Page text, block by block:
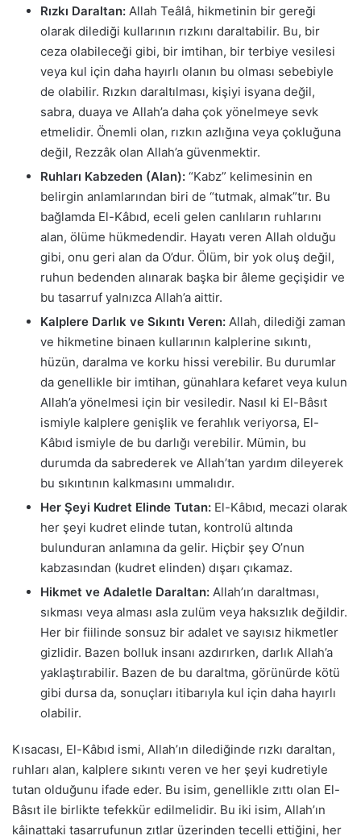
Rızkı Daraltan: Allah Teâlâ, hikmetinin bir gereği
olarak dilediği kullarının rızkını daraltabilir. Bu, bir
ceza olabileceği gibi, bir imtihan, bir terbiye vesilesi
veya kul için daha hayırlı olanın bu olması sebebiyle
de olabilir. Rızkın daraltılması, kişiyi isyana değil,
sabra, duaya ve Allah’a daha çok yönelmeye sevk
etmelidir. Önemli olan, rızkın azlığına veya çokluğuna
değil, Rezzâk olan Allah’a güvenmektir.
Ruhları Kabzeden (Alan): “Kabz” kelimesinin en
belirgin anlamlarından biri de “tutmak, almak”tır. Bu
bağlamda El-Kâbıd, eceli gelen canlıların ruhlarını
alan, ölüme hükmedendir. Hayatı veren Allah olduğu
gibi, onu geri alan da O’dur. Ölüm, bir yok oluş değil,
ruhun bedenden alınarak başka bir âleme geçişidir ve
bu tasarruf yalnızca Allah’a aittir.
Kalplere Darlık ve Sıkıntı Veren: Allah, dilediği zaman
ve hikmetine binaen kullarının kalplerine sıkıntı,
hüzün, daralma ve korku hissi verebilir. Bu durumlar
da genellikle bir imtihan, günahlara kefaret veya kulun
Allah’a yönelmesi için bir vesiledir. Nasıl ki El-Bâsıt
ismiyle kalplere genişlik ve ferahlık veriyorsa, El-
Kâbıd ismiyle de bu darlığı verebilir. Mümin, bu
durumda da sabrederek ve Allah’tan yardım dileyerek
bu sıkıntının kalkmasını ummalıdır.
Her Şeyi Kudret Elinde Tutan: El-Kâbıd, mecazi olarak
her şeyi kudret elinde tutan, kontrolü altında
bulunduran anlamına da gelir. Hiçbir şey O’nun
kabzasından (kudret elinden) dışarı çıkamaz.
Hikmet ve Adaletle Daraltan: Allah’ın daraltması,
sıkması veya alması asla zulüm veya haksızlık değildir.
Her bir fiilinde sonsuz bir adalet ve sayısız hikmetler
gizlidir. Bazen bolluk insanı azdırırken, darlık Allah’a
yaklaştırabilir. Bazen de bu daraltma, görünürde kötü
gibi dursa da, sonuçları itibarıyla kul için daha hayırlı
olabilir.
Kısacası, El-Kâbıd ismi, Allah’ın dilediğinde rızkı daraltan,
ruhları alan, kalplere sıkıntı veren ve her şeyi kudretiyle
tutan olduğunu ifade eder. Bu isim, genellikle zıttı olan El-
Bâsıt ile birlikte tefekkür edilmelidir. Bu iki isim, Allah’ın
kâinattaki tasarrufunun zıtlar üzerinden tecelli ettiğini, her